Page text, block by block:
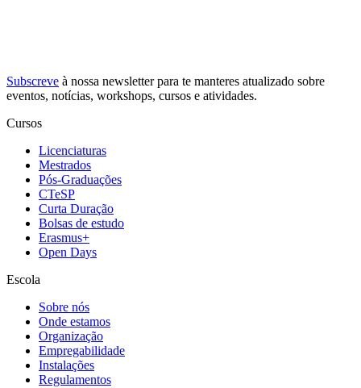
Subscreve à nossa newsletterpara te manteres atualizado sobre
eventos, notícias, workshops, cursos e atividades.
Cursos
Licenciaturas
Mestrados
Pós-Graduações
CTeSP
Curta Duração
Bolsas de estudo
Erasmus+
Open Days
Escola
Sobre nós
Onde estamos
Organização
Empregabilidade
Instalações
Regulamentos